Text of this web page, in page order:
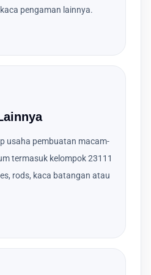
pengaman lainnya.
usaha pembuatan macam-
termasuk kelompok 23111
rods, kaca batangan atau